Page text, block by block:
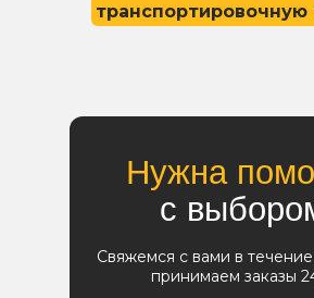
транспортировочную
Нужна
с
Свяжемся с вами в
принимаем заказы